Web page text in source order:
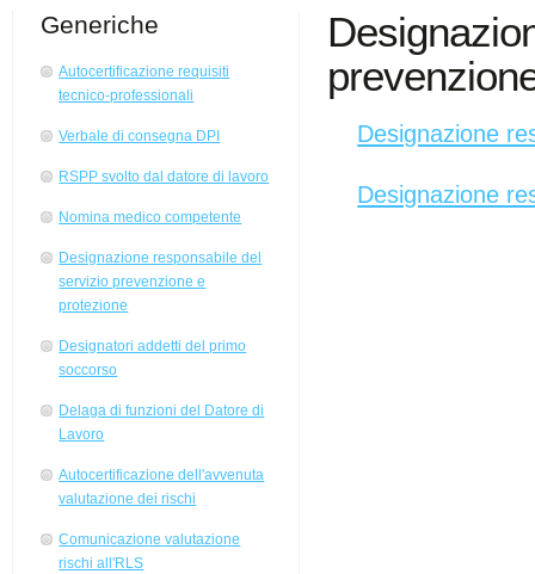
Generiche
Autocertificazione requisiti
tecnico-professionali
Verbale di consegna DPI
RSPP svolto dal datore di lavoro
Nomina medico competente
Designazione responsabile del
servizio prevenzione e
protezione
Designatori addetti del primo
soccorso
Delaga di funzioni del Datore di
Lavoro
Autocertificazione dell'avvenuta
valutazione dei rischi
Comunicazione valutazione
rischi all'RLS
Designazione
Designazione